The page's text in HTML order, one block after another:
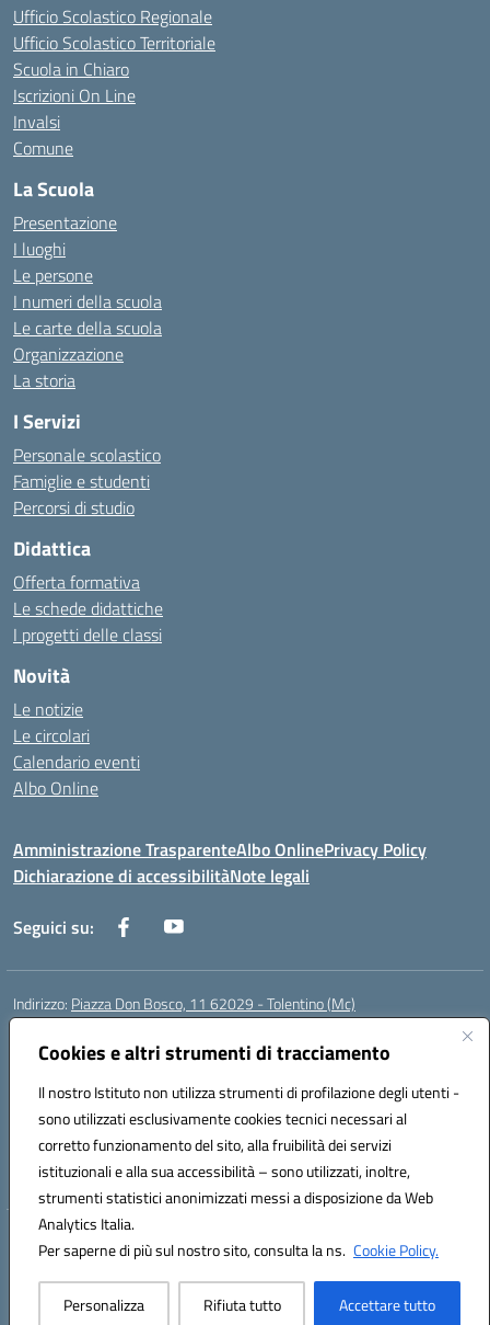
Cookies e altri strumenti di tracciamento
Il nostro Istituto non utilizza strumenti di profilazione degli utenti -
sono utilizzati esclusivamente cookies tecnici necessari al
corretto funzionamento del sito, alla fruibilità dei servizi
istituzionali e alla sua accessibilità – sono utilizzati, inoltre,
strumenti statistici anonimizzati messi a disposizione da Web
Analytics Italia.
Per saperne di più sul nostro sito, consulta la ns. Cookie Policy.
Personalizza Rifiuta tutto Accettare tutto
Ufficio Scolastico Regionale
Ufficio Scolastico Territoriale
Scuola in Chiaro
Iscrizioni On Line
Invalsi
Comune
La Scuola
Presentazione
I luoghi
Le persone
I numeri della scuola
Le carte della scuola
Organizzazione
La storia
I Servizi
Personale scolastico
Famiglie e studenti
Percorsi di studio
Didattica
Offerta formativa
Le schede didattiche
I progetti delle classi
Novità
Le notizie
Le circolari
Calendario eventi
Albo Online
Amministrazione TrasparenteAlbo OnlinePrivacy Policy
Dichiarazione di accessibilitàNote legali
Seguici su:
Indirizzo: Piazza Don Bosco, 11 62029 - Tolentino (Mc)
Centralino:
Posta elettronica certificata (PEC):mcic81600c@pec.istruzione.it
Codice fiscale: 92011000434
Codice meccanografico:MCIC81600C
Codice Indice delle Pubbliche Amministrazioni (IPA): istsc_mcic81600c
Codice unico di fatturazione (CUF): UFWPPN
Hosting & Powered by 3D Solution S.r.l.
Concept & Design by Designers Italia